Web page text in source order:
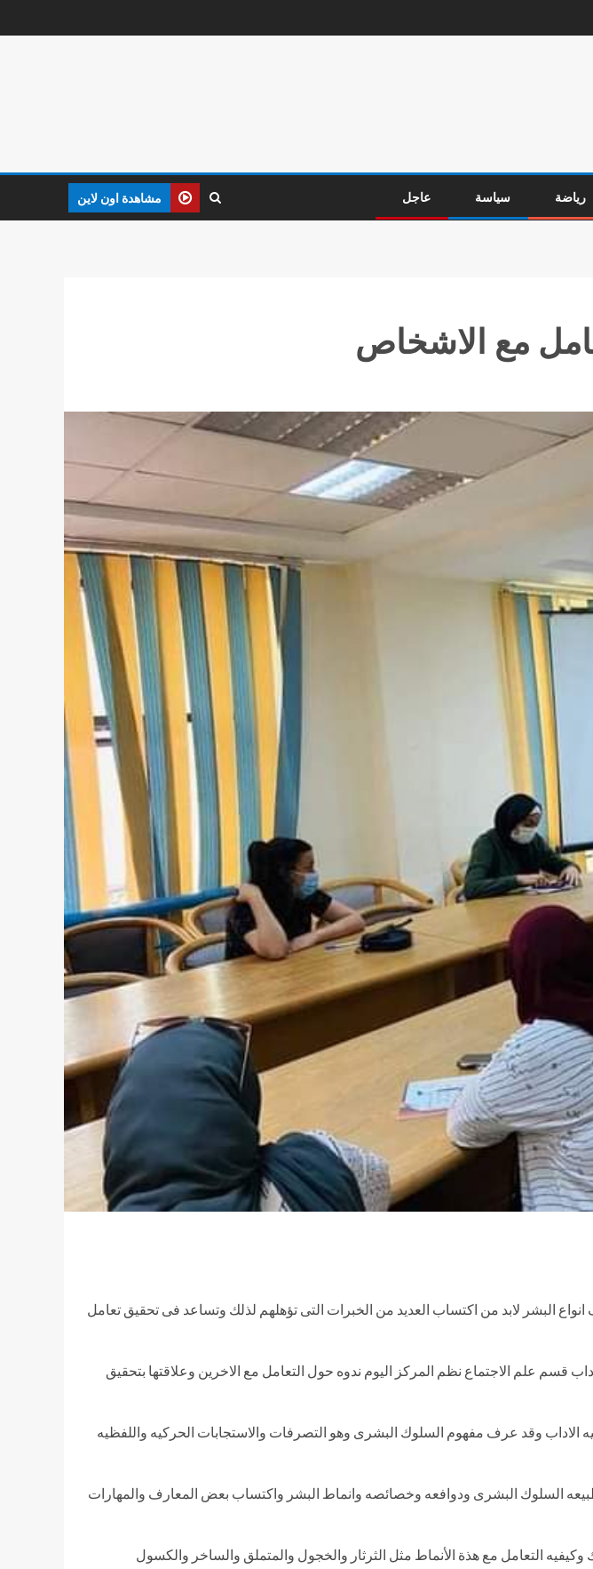
رياضة سياسة عاجل مشاهدة اون لاين
مع الاشخاص
البشر لابد من اكتساب العديد من الخبرات التى تؤهلهم لذلك وتساعد فى تحقيق تعامل
قسم علم الاجتماع نظم المركز اليوم ندوه حول التعامل مع الاخرين وعلاقتها بتحقيق
الاداب وقد عرف مفهوم السلوك البشرى وهو التصرفات والاستجابات الحركيه واللفظيه
طبيعه السلوك البشرى ودوافعه وخصائصه وانماط البشر واكتساب بعض المعارف والمهارات
التعامل مع هذة الأنماط مثل الثرثار والخجول والمتملق والساخر والكسول